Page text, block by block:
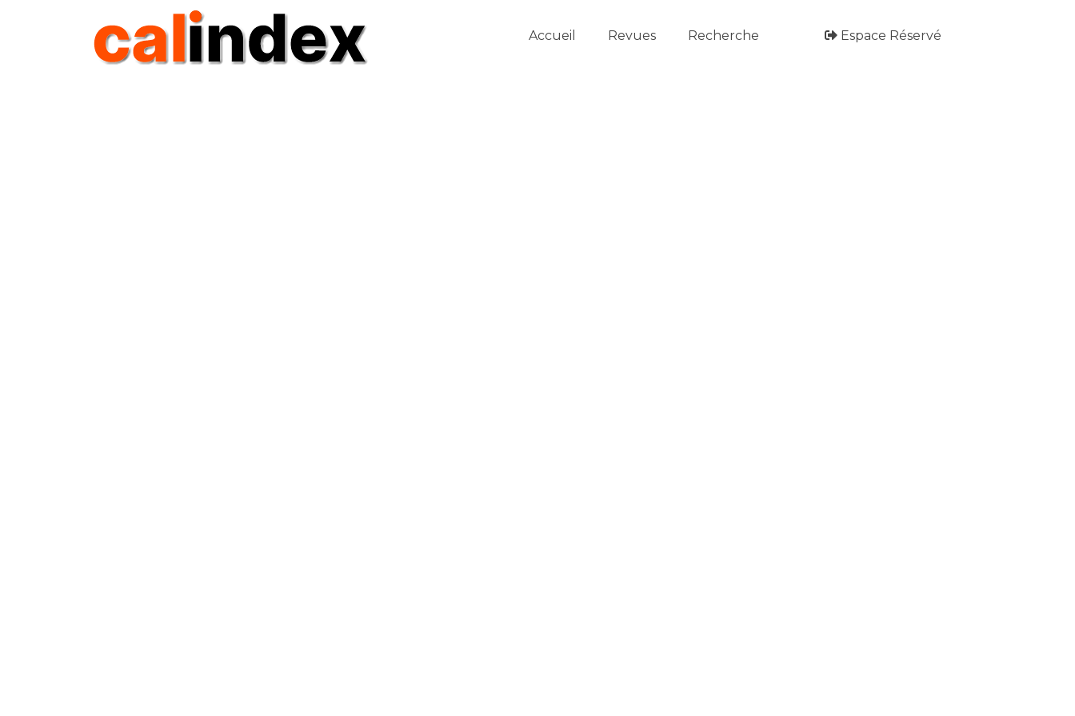
Accueil Revues Recherche Espace Réservé